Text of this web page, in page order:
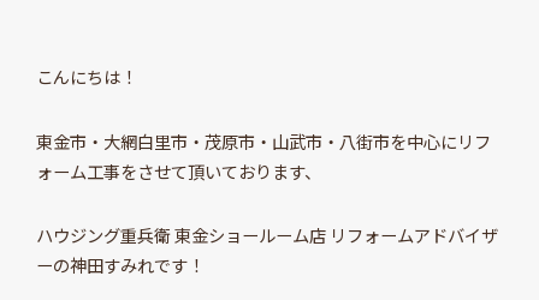
こんにちは！
東金市・大網白里市・茂原市・山武市・八街市を中心にリフ
ォーム工事をさせて頂いております、
ハウジング重兵衛 東金ショールーム店 リフォームアドバイザ
ーの神田すみれです！